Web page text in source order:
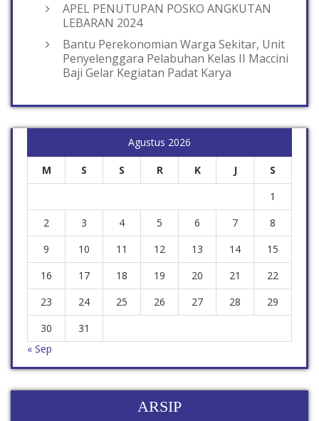
APEL PENUTUPAN POSKO ANGKUTAN
LEBARAN 2024
Bantu Perekonomian Warga Sekitar, Unit
Penyelenggara Pelabuhan Kelas II Maccini
Baji Gelar Kegiatan Padat Karya
Agustus 2026
M S S R K J
S
1
2
3 4 5 6 7
8
9
10 11 12 13 14
15
16
17 18 19 20 21
22
23
24 25 26 27 28
29
30
31
« Sep
ARSIP